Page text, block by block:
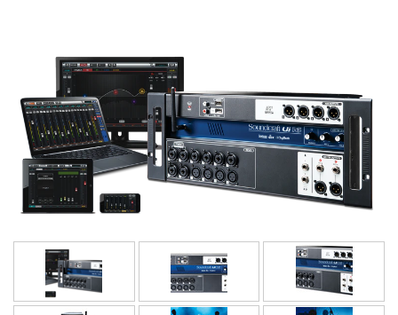
Nossa história
Idioma/Região